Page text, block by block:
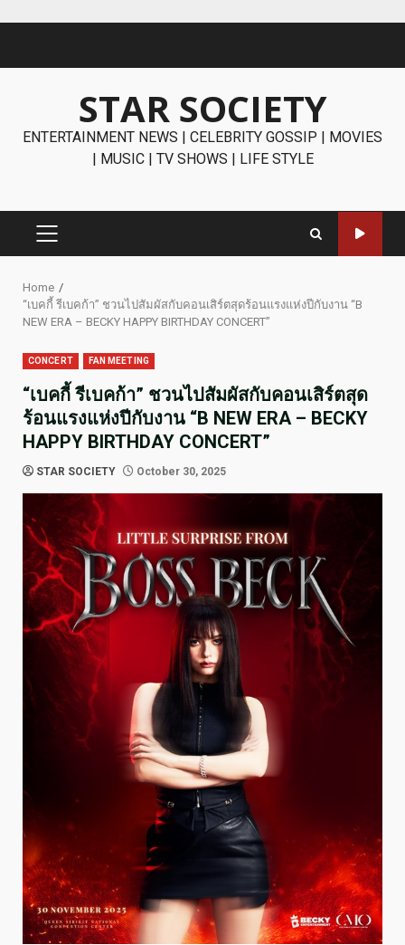
STAR SOCIETY
ENTERTAINMENT NEWS | CELEBRITY GOSSIP | MOVIES
| MUSIC | TV SHOWS | LIFE STYLE
PRIMARY
Home
“เบคกี้ รีเบคก้า” ชวนไปสัมผัสกับคอนเสิร์ตสุดร้อนแรงแห่งปีกับงาน “B
NEW ERA – BECKY HAPPY BIRTHDAY CONCERT”
CONCERT FAN MEETING
“เบคกี้ รีเบคก้า” ชวนไปสัมผัสกับคอนเสิร์ตสุด
ร้อนแรงแห่งปีกับงาน “B NEW ERA – BECKY
HAPPY BIRTHDAY CONCERT”
STAR SOCIETY October 30, 2025